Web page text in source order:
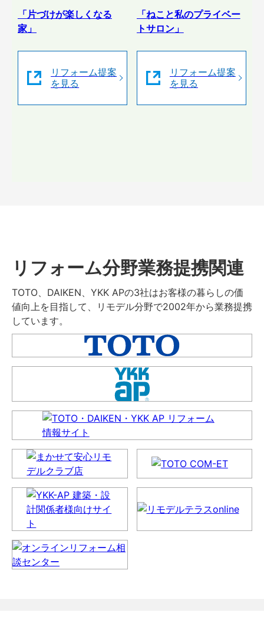
「片づけが楽しくなる
家」
リフォーム提案
を見る
「ねこと私のプライベー
トサロン」
リフォーム提案
を見る
リフォーム分野業務提携関連
TOTO、DAIKEN、YKK APの3社はお客様の暮らしの価
値向上を目指して、リモデル分野で2002年から業務提携
しています。